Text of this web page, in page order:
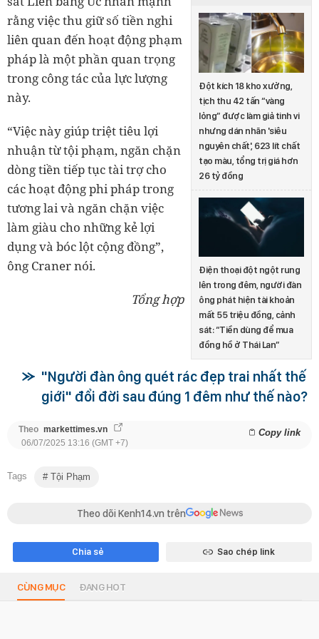
Đột kích 18 kho xưởng,
tịch thu 42 tấn “vàng
lỏng” được làm giả tinh vi
nhưng dán nhãn 'siêu
nguyên chất', 623 lít chất
tạo màu, tổng trị giá hơn
26 tỷ đồng
Điện thoại đột ngột rung
lên trong đêm, người đàn
ông phát hiện tài khoản
mất 55 triệu đồng, cảnh
sát: “Tiền dùng để mua
đồng hồ ở Thái Lan”
rằng việc thu giữ số tiền nghi
liên quan đến hoạt động phạm
pháp là một phần quan trọng
trong công tác của lực lượng
này.
“Việc này giúp triệt tiêu lợi
nhuận từ tội phạm, ngăn chặn
dòng tiền tiếp tục tài trợ cho
các hoạt động phi pháp trong
tương lai và ngăn chặn việc
làm giàu cho những kẻ lợi
dụng và bóc lột cộng đồng”,
ông Craner nói.
Tổng hợp
"Người đàn ông quét rác đẹp trai nhất thế
giới" đổi đời sau đúng 1 đêm như thế nào?
Theo markettimes.vn Copy link
06/07/2025 13:16 (GMT +7)
Tags Tội Phạm
Theo dõi Kenh14.vn trên
Chia sẻ Sao chép link
CÙNG MỤC ĐANG HOT